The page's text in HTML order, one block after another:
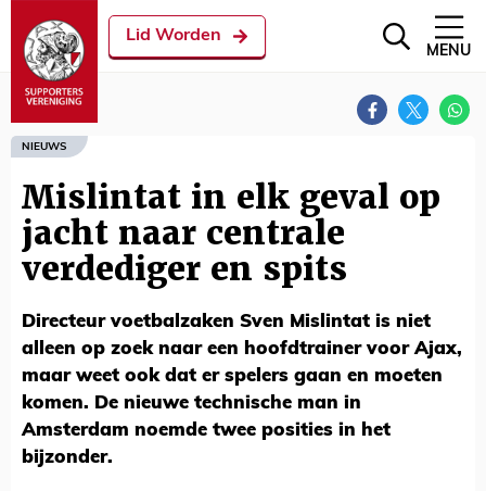
Lid Worden
MENU
NIEUWS
Mislintat in elk geval op
jacht naar centrale
verdediger en spits
Directeur voetbalzaken Sven Mislintat is niet
alleen op zoek naar een hoofdtrainer voor Ajax,
maar weet ook dat er spelers gaan en moeten
komen. De nieuwe technische man in
Amsterdam noemde twee posities in het
bijzonder.